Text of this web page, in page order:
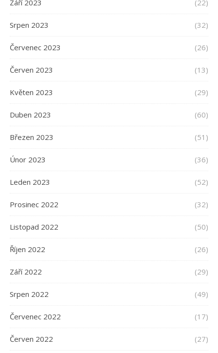
Září 2023 (22)
Srpen 2023 (32)
Červenec 2023 (26)
Červen 2023 (13)
Květen 2023 (29)
Duben 2023 (60)
Březen 2023 (51)
Únor 2023 (36)
Leden 2023 (52)
Prosinec 2022 (32)
Listopad 2022 (50)
Říjen 2022 (26)
Září 2022 (29)
Srpen 2022 (49)
Červenec 2022 (17)
Červen 2022 (27)